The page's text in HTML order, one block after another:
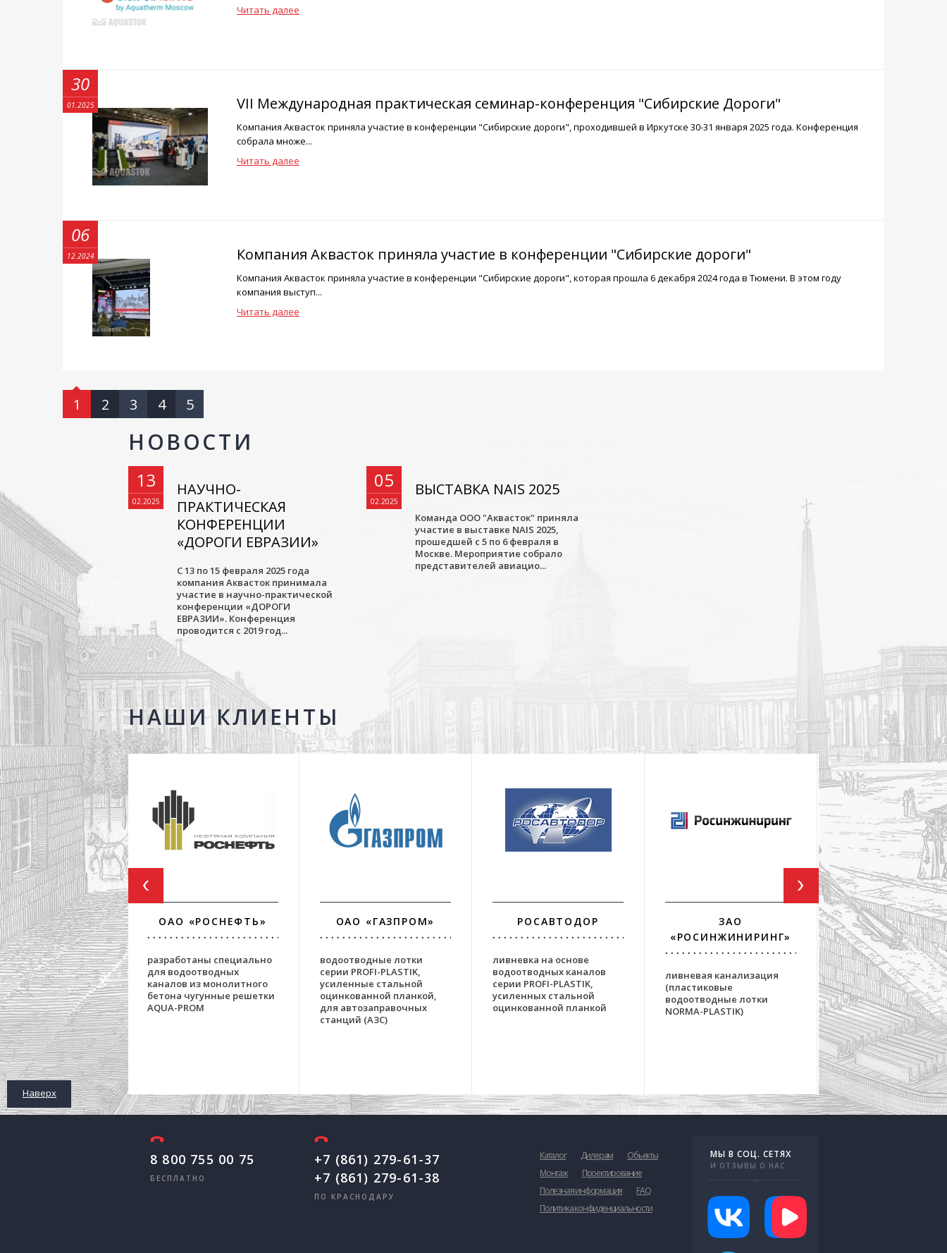
Читать далее
VII Международная практическая семинар-конференция "Сибирские Дороги"
Компания Аквасток приняла участие в конференции "Сибирские дороги", проходившей в Иркутске 30-31 января 2025 года. Конференция
собрала множе...
Читать далее
30
01.2025
Компания Аквасток приняла участие в конференции "Сибирские дороги"
Компания Аквасток приняла участие в конференции "Сибирские дороги", которая прошла 6 декабря 2024 года в Тюмени. В этом году
компания выступ...
Читать далее
06
12.2024
1 2 3 4 5
НОВОСТИ
13
02.2025
НАУЧНО-
ПРАКТИЧЕСКАЯ
КОНФЕРЕНЦИИ
«ДОРОГИ ЕВРАЗИИ»
С 13 по 15 февраля 2025 года
компания Аквасток принимала
участие в научно-практической
конференции «ДОРОГИ
ЕВРАЗИИ». Конференция
проводится с 2019 год...
05
02.2025
ВЫСТАВКА NAIS 2025
Команда ООО "Аквасток" приняла
участие в выставке NAIS 2025,
прошедшей с 5 по 6 февраля в
Москве. Мероприятие собрало
представителей авиацио...
НАШИ КЛИЕНТЫ
ОАО «РОСНЕФТЬ»
разработаны специально
для водоотводных
каналов из монолитного
бетона чугунные решетки
AQUA-PROM
ОАО «ГАЗПРОМ»
водоотводные лотки
серии PROFI-PLASTIK,
усиленные стальной
оцинкованной планкой,
для автозаправочных
станций (АЗС)
РОСАВТОДОР
ливневка на основе
водоотводных каналов
серии PROFI-PLASTIK,
усиленных стальной
оцинкованной планкой
ЗАО
«РОСИНЖИНИРИНГ»
ливневая канализация
(пластиковые
водоотводные лотки
NORMA-PLASTIK)
ФГУП ГПИ И НИИ
решения для взлетно-
посадочных полос
аэродромов на основе
бетонных
лотков серии OPTIMA
Наверх
8 800 755 00 75
БЕСПЛАТНО
+7 (861) 279-61-37
+7 (861) 279-61-38
ПО КРАСНОДАРУ
Каталог Дилерам
Обьекты
Монтаж
Проектирование
Полезная информация
FAQ
Политика конфиденциальности
МЫ В СОЦ. СЕТЯХ
И ОТЗЫВЫ О НАС